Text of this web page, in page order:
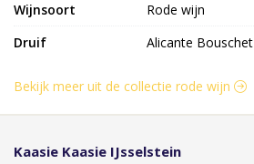
Wijnsoort
Rode wijn
Druif
Alicante Bouschet
Bekijk meer uit de collectie rode wijn
Kaasie Kaasie IJsselstein